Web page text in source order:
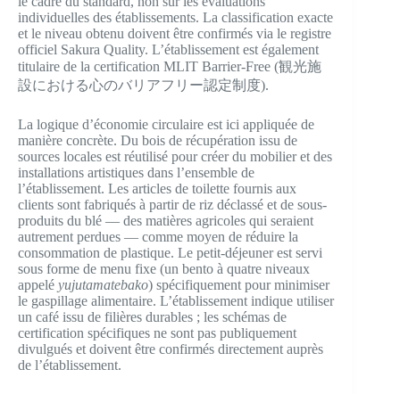
individuelles des établissements. La classification exacte
et le niveau obtenu doivent être confirmés via le registre
officiel Sakura Quality. L’établissement est également
titulaire de la certification MLIT Barrier-Free (観光施
設における心のバリアフリー認定制度).
La logique d’économie circulaire est ici appliquée de
manière concrète. Du bois de récupération issu de
sources locales est réutilisé pour créer du mobilier et des
installations artistiques dans l’ensemble de
l’établissement. Les articles de toilette fournis aux
clients sont fabriqués à partir de riz déclassé et de sous-
produits du blé — des matières agricoles qui seraient
autrement perdues — comme moyen de réduire la
consommation de plastique. Le petit-déjeuner est servi
sous forme de menu fixe (un bento à quatre niveaux
appelé yujutamatebako) spécifiquement pour minimiser
le gaspillage alimentaire. L’établissement indique utiliser
un café issu de filières durables ; les schémas de
certification spécifiques ne sont pas publiquement
divulgués et doivent être confirmés directement auprès
de l’établissement.